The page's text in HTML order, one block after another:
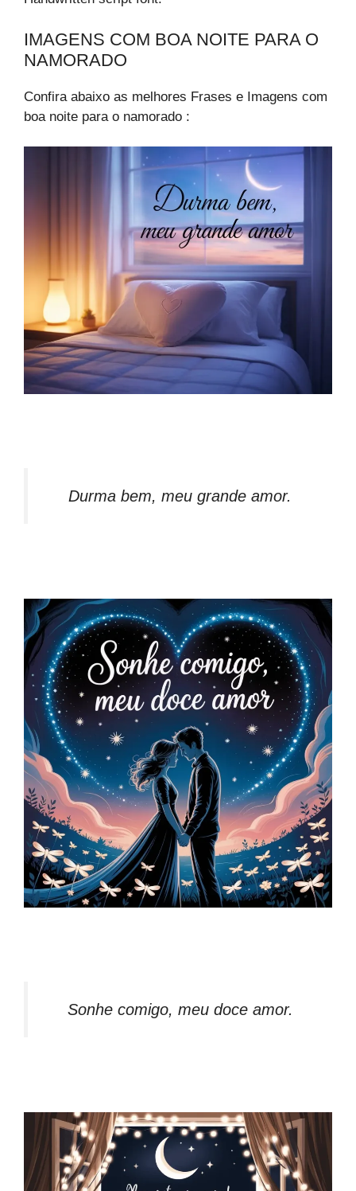
IMAGENS COM BOA NOITE PARA O
NAMORADO​
Confira abaixo as melhores Frases e Imagens com
boa noite para o namorado​ :
Durma bem, meu grande amor.
Sonhe comigo, meu doce amor.